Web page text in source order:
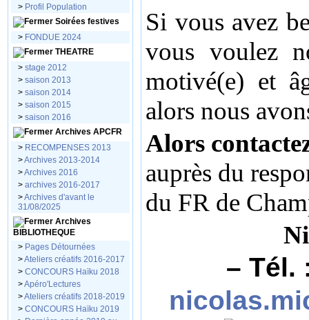
> Profil Population
Soirées festives
> FONDUE 2024
THEATRE
> stage 2012
> saison 2013
> saison 2014
> saison 2015
> saison 2016
Archives APCFR
> RECOMPENSES 2013
>Archives 2013-2014
>Archives 2016
> archives 2016-2017
>Archives d'avant le
31/08/2025
Archives
BIBLIOTHEQUE
> Pages Détournées
>Ateliers créatifs 2016-2017
> CONCOURS Haïku 2018
>Apéro'Lectures
>Ateliers créatifs 2018-2019
> CONCOURS Haïku 2019
Si vous avez
vous voulez
motivé(e) et
alors nous
Alors
auprès du
du FR de
– Tél.